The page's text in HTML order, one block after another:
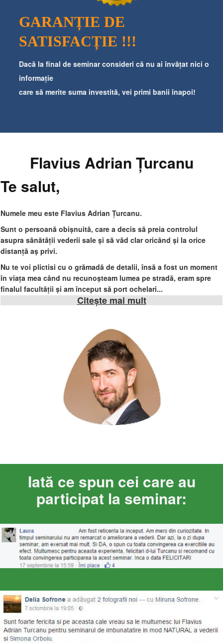
GARANȚIE DE
SATISFACȚIE !!!
​Dacă la final de seminar consideri că nu ai învățat nici o
informație
care să merite suma investită, vei primi banii înapoi!
Flavius Adrian Țurcanu
Te salut,
Numele meu este Flavius Adrian Țurcanu.
Sunt o persoană obișnuită, care a decis să preia controlul
asupra sănătății vederii sale și să văd clar oricând și la orice
distanță aș privi.
Nu te voi plictisi cu o grămadă de detalii, însă a fost un moment
în viața mea când nu recunoșteam lumea pe stradă, eram spre
finalul facultății și am început să port ochelari...
Citește mai mult
Iată ce spun cei care au
participat la seminar: